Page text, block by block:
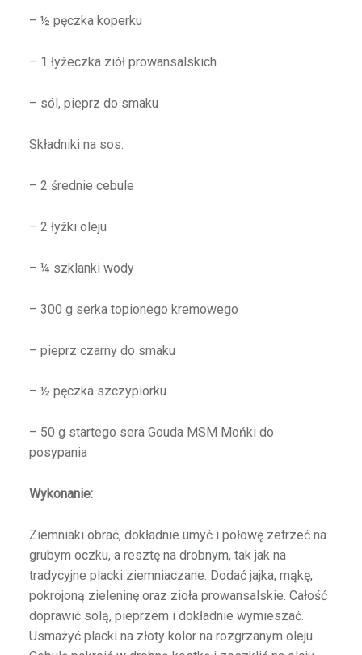
– ½ pęczka koperku
– 1 łyżeczka ziół prowansalskich
– sól, pieprz do smaku
Składniki na sos:
– 2 średnie cebule
– 2 łyżki oleju
– ¼ szklanki wody
– 300 g serka topionego kremowego
– pieprz czarny do smaku
– ½ pęczka szczypiorku
– 50 g startego sera Gouda MSM Mońki do
posypania
Wykonanie:
Ziemniaki obrać, dokładnie umyć i połowę zetrzeć na
grubym oczku, a resztę na drobnym, tak jak na
tradycyjne placki ziemniaczane. Dodać jajka, mąkę,
pokrojoną zieleninę oraz zioła prowansalskie. Całość
doprawić solą, pieprzem i dokładnie wymieszać.
Usmażyć placki na złoty kolor na rozgrzanym oleju.